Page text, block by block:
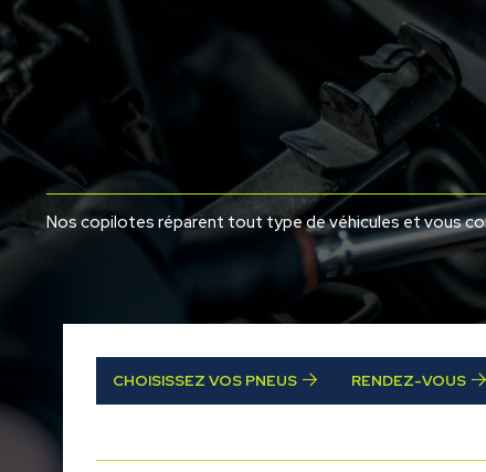
Nos copilotes réparent tout type de véhicules et vous
CHOISISSEZ VOS PNEUS RENDEZ-VOUS